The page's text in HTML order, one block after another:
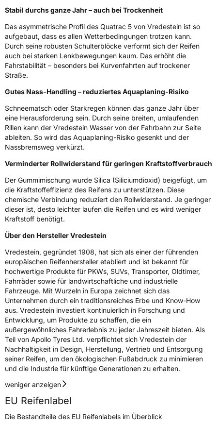
www.apollotyres.com
Stabil durchs ganze Jahr – auch bei Trockenheit
Das asymmetrische Profil des Quatrac 5 von Vredestein ist so
aufgebaut, dass es allen Wetterbedingungen trotzen kann.
Durch seine robusten Schulterblöcke verformt sich der Reifen
auch bei starken Lenkbewegungen kaum. Das erhöht die
Fahrstabilität – besonders bei Kurvenfahrten auf trockener
Straße.
Gutes Nass-Handling – reduziertes Aquaplaning-Risiko
Schneematsch oder Starkregen können das ganze Jahr über
eine Herausforderung sein. Durch seine breiten, umlaufenden
Rillen kann der Vredestein Wasser von der Fahrbahn zur Seite
ableiten. So wird das Aquaplaning-Risiko gesenkt und der
Nassbremsweg verkürzt.
Verminderter Rollwiderstand für geringen Kraftstoffverbrauch
Der Gummimischung wurde Silica (Siliciumdioxid) beigefügt, um
die Kraftstoffeffizienz des Reifens zu unterstützen. Diese
chemische Verbindung reduziert den Rollwiderstand. Je geringer
dieser ist, desto leichter laufen die Reifen und es wird weniger
Kraftstoff benötigt.
Über den Hersteller Vredestein
Vredestein, gegründet 1908, hat sich als einer der führenden
europäischen Reifenhersteller etabliert und ist bekannt für
hochwertige Produkte für PKWs, SUVs, Transporter, Oldtimer,
Fahrräder sowie für landwirtschaftliche und industrielle
Fahrzeuge. Mit Wurzeln in Europa zeichnet sich das
Unternehmen durch ein traditionsreiches Erbe und Know-How
aus. Vredestein investiert kontinuierlich in Forschung und
Entwicklung, um Produkte zu schaffen, die ein
außergewöhnliches Fahrerlebnis zu jeder Jahreszeit bieten. Als
Teil von Apollo Tyres Ltd. verpflichtet sich Vredestein der
Nachhaltigkeit in Design, Herstellung, Vertrieb und Entsorgung
seiner Reifen, um den ökologischen Fußabdruck zu minimieren
und die Industrie für künftige Generationen zu erhalten.
weniger anzeigen
EU Reifenlabel
Die Bestandteile des EU Reifenlabels im Überblick